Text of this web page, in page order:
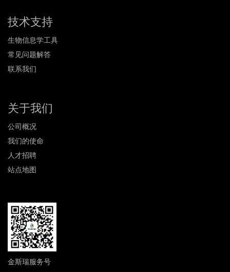
技术支持
生物信息学工具
常见问题解答
联系我们
关于我们
公司概况
我们的使命
人才招聘
站点地图
金斯瑞服务号